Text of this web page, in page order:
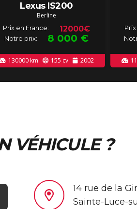
Lexus IS200
Berline
Prix en France: 12000€
Notre prix: 8 000 €
130000 km 155 cv 2002
VÉHICULE ?
14 rue de la
Sainte-Luce-